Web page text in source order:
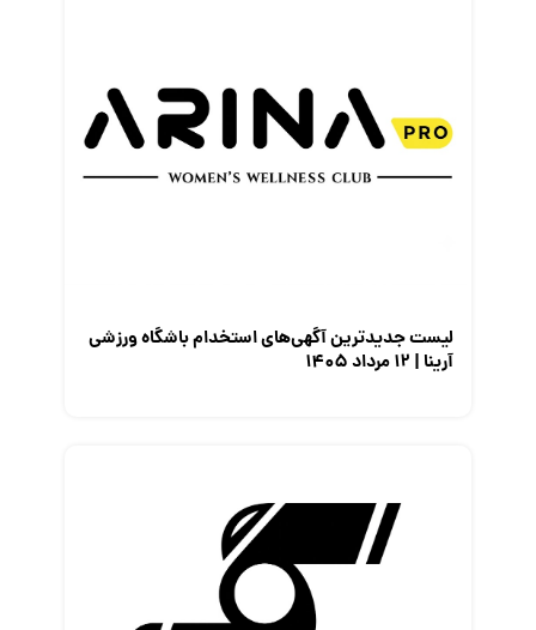
لیست جدیدترین آگهی‌های استخدام باشگاه ورزشی
آرینا | ۱۲ مرداد ۱۴۰۵